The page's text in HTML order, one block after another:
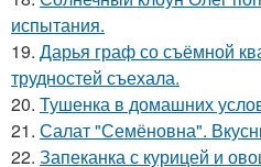
испытания.
19. Дарья граф со съёмной
трудностей съехала.
20. Тушенка в домашних
21. Салат "Семёновна".
22. Запеканка с курицей и